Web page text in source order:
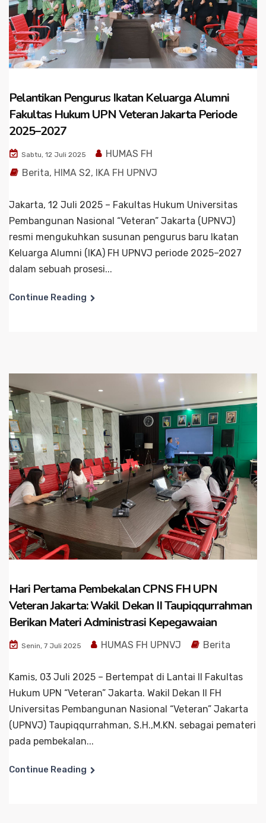
Pelantikan Pengurus Ikatan Keluarga Alumni
Fakultas Hukum UPN Veteran Jakarta Periode
2025–2027
Sabtu, 12 Juli 2025
HUMAS FH
Berita, HIMA S2, IKA FH UPNVJ
Jakarta, 12 Juli 2025 – Fakultas Hukum Universitas
Pembangunan Nasional “Veteran” Jakarta (UPNVJ)
resmi mengukuhkan susunan pengurus baru Ikatan
Keluarga Alumni (IKA) FH UPNVJ periode 2025–2027
dalam sebuah prosesi...
Continue Reading
Hari Pertama Pembekalan CPNS FH UPN
Veteran Jakarta: Wakil Dekan II Taupiqqurrahman
Berikan Materi Administrasi Kepegawaian
Senin, 7 Juli 2025 HUMAS FH UPNVJ Berita
Kamis, 03 Juli 2025 – Bertempat di Lantai II Fakultas
Hukum UPN “Veteran” Jakarta. Wakil Dekan II FH
Universitas Pembangunan Nasional “Veteran” Jakarta
(UPNVJ) Taupiqqurrahman, S.H.,M.KN. sebagai pemateri
pada pembekalan...
Continue Reading